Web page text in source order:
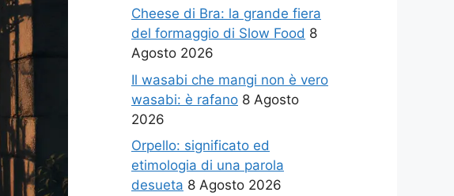
Cheese di Bra: la grande fiera
del formaggio di Slow Food 8
Agosto 2026
Il wasabi che mangi non è vero
wasabi: è rafano 8 Agosto
2026
Orpello: significato ed
etimologia di una parola
desueta 8 Agosto 2026